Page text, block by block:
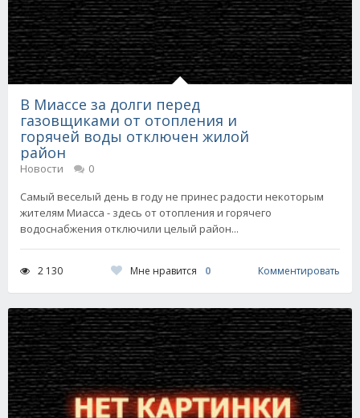
В Миассе за долги перед
газовщиками от отопления и
горячей воды отключен жилой
район
Новости
0
Самый веселый день в году не принес радости некоторым
жителям Миасса - здесь от отопления и горячего
водоснабжения отключили целый район...
2 130 Мне нравится 0 Комментировать